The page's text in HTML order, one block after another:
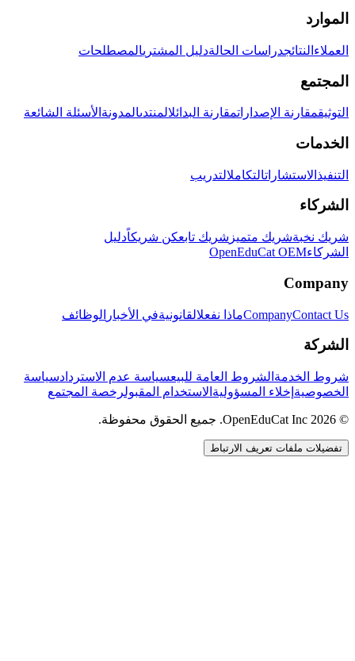
الموارد
العملاء النتائجدراسات الحالةدليل المشتريالمصطلحات
المجتمع
التوثيقمقارنة الإصداراتمقارنة البدائلالمنتدىالمدونة الأسئلة الشائعة
الخدمات
التنفيذ الاستشاراتالتكاملالتدريب
الشركاء
شريك نخبةشريك متميز شريك تابعكن شريكاًدليل
الشركاءOpenEduCat OEM
Company
CompanyContact Us ماذا نفعلالقانونيةفي الأخبار الوظائف
الشركة
شروط الخدمة الشروط العامة للبيعسياسة عدم الاستردادسياسة
الخصوصية إخلاء المسؤولية الاستخدام المقبولرخصة المجتمع
© 2026 OpenEduCat Inc. جميع الحقوق محفوظة.
تفضيلات ملفات تعريف الارتباط